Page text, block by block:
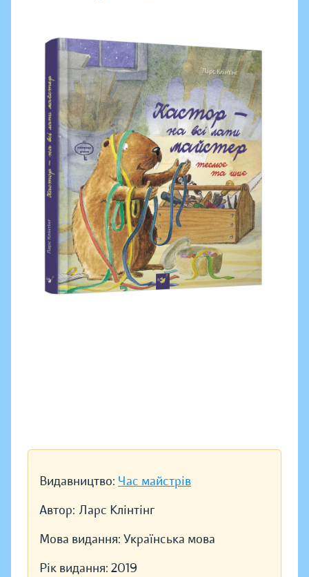
Видавництво: Час майстрів
Автор: Ларс Клінтінг
Мова видання: Українська мова
Рік видання: 2019